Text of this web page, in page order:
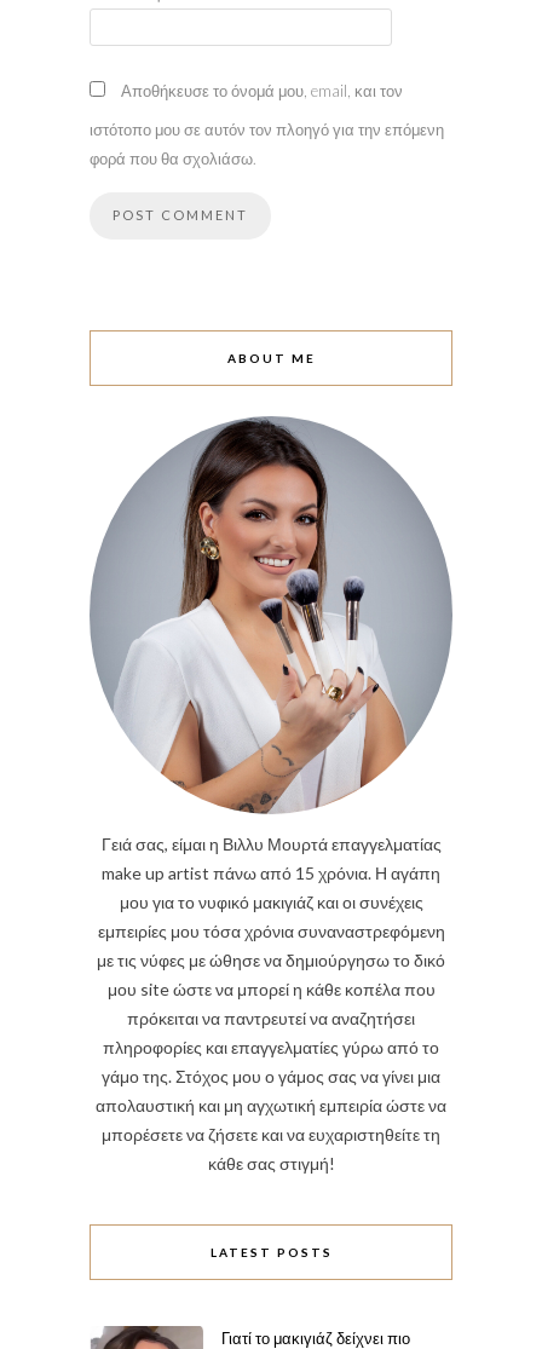
Αποθήκευσε το όνομά μου, email, και τον
ιστότοπο μου σε αυτόν τον πλοηγό για την επόμενη
φορά που θα σχολιάσω.
ABOUT ME
Γειά σας, είμαι η Βιλλυ Μουρτά επαγγελματίας
make up artist πάνω από 15 χρόνια. Η αγάπη
μου για το νυφικό μακιγιάζ και οι συνέχεις
εμπειρίες μου τόσα χρόνια συναναστρεφόμενη
με τις νύφες με ώθησε να δημιούργησω το δικό
μου site ώστε να μπορεί η κάθε κοπέλα που
πρόκειται να παντρευτεί να αναζητήσει
πληροφορίες και επαγγελματίες γύρω από το
γάμο της. Στόχος μου ο γάμος σας να γίνει μια
απολαυστική και μη αγχωτική εμπειρία ώστε να
μπορέσετε να ζήσετε και να ευχαριστηθείτε τη
κάθε σας στιγμή!
LATEST POSTS
Γιατί το μακιγιάζ δείχνει πιο